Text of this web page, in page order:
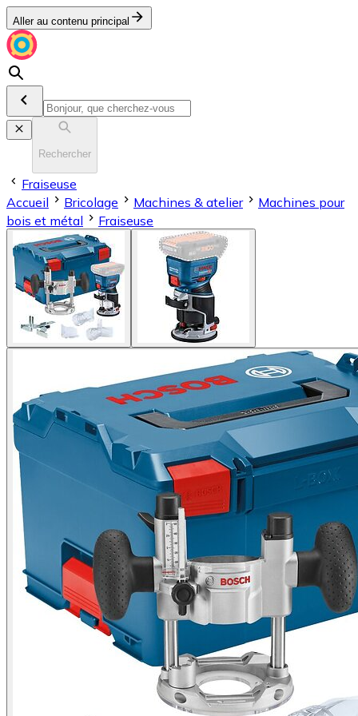
Aller au contenu principal
Rechercher
Fraiseuse
Accueil
Bricolage Machines & atelier
Machines pour
bois et métal
Fraiseuse